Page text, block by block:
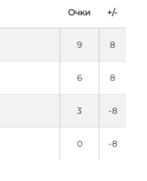
Очки +/-
9 8
6 8
3 -8
0 -8